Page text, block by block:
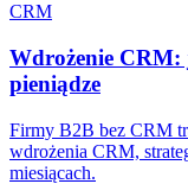
CRM
Wdrożenie CRM:
pieniądze
Firmy B2B bez CRM
wdrożenia CRM,
miesiącach.